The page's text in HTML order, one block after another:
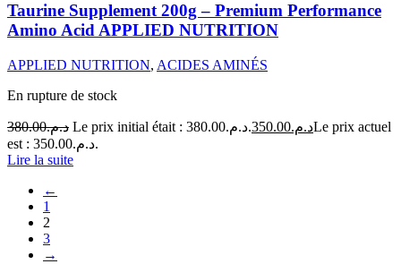
Taurine Supplement 200g – Premium Performance
Amino Acid APPLIED NUTRITION
APPLIED NUTRITION, ACIDES AMINÉS
En rupture de stock
د.م.380.00 Le prix initial était : د.م.380.00. د.م.350.00
Le prix actuel
est : د.م.350.00.
Lire la suite
←
1
2
3
→